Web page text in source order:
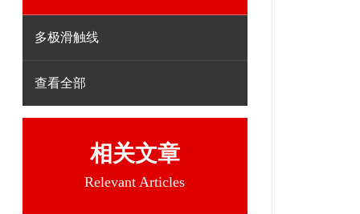
多极滑触线
查看全部
相关文章
Relevant Articles